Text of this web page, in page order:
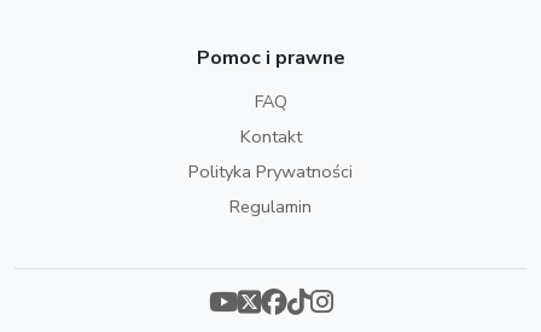
Pomoc i prawne
FAQ
Kontakt
Polityka Prywatności
Regulamin